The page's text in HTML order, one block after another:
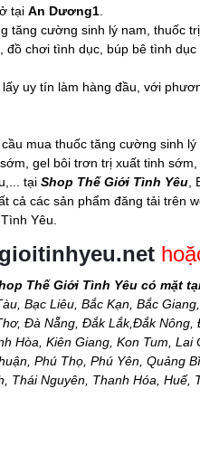
ở tạiAn Dương1
tăng cường sinh lý nam, thuốc
đồ chơi tình dục, búp bê tình dục
lấy uy tín làm hàng đầu, với
mua thuốc tăng cường sinh
gel bôi trơn trị xuất tinh
tạiShop Thế Giới Tình Yêu
cả các sản phẩm đăng tải trên
Yêu.
Thế Giới Tình Yêu có mặt
Bạc Liêu, Bắc Kạn, Bắc
Đà Nẵng, Đắk Lắk,Đắk
Hòa, Kiên Giang, Kon Tum,
Phú Thọ, Phú Yên, Quảng
Thái Nguyên, Thanh Hóa, Huế,